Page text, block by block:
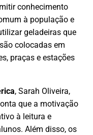
conhecimento
à população e
geladeiras que
colocadas em
praças e estações
, Sarah Oliveira,
que a motivação
à leitura e
Além disso, os